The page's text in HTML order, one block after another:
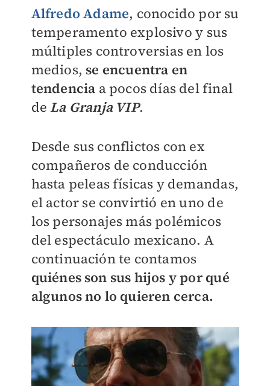
Alfredo Adame, conocido por su
temperamento explosivo y sus
múltiples controversias en los
medios, se encuentra en
tendencia a pocos días del final
de La Granja VIP.
Desde sus conflictos con ex
compañeros de conducción
hasta peleas físicas y demandas,
el actor se convirtió en uno de
los personajes más polémicos
del espectáculo mexicano. A
continuación te contamos
quiénes son sus hijos y por qué
algunos no lo quieren cerca.